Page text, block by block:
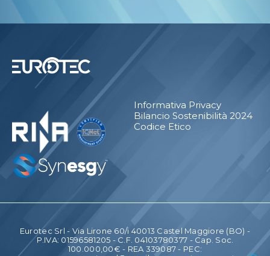
Informativa Privacy
Bilancio Sostenibilità 2024
Codice Etico
Eurotec Srl - Via Lirone 60/i 40013 Castel Maggiore (BO) -
P.IVA: 01596581205 - C.F. 04103780377 - Cap. Soc.
100.000,00€ - REA 339087 - PEC: